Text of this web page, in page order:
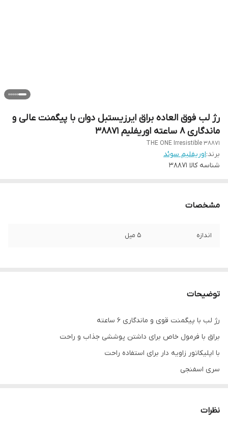
رژ لب فوق العاده براق ایرزیستبل دوان با پیگمنت عالی و
ماندگاری 8 ساعته اوریفلیم 38871
THE ONE Irresistible 38871
برند:اوریفلیم سوئد
شناسه کالا 38871
مشخصات
اندازه 5 میل
توضیحات
رژ لب با پیگمنت قوی و ماندگاری 6 ساعته
براق با فرمول خاص برای داشتن پوششی جذاب و راحت
با اپلیکاتور زاویه دار برای استفاده راحت
سری اسفنجی
نظرات